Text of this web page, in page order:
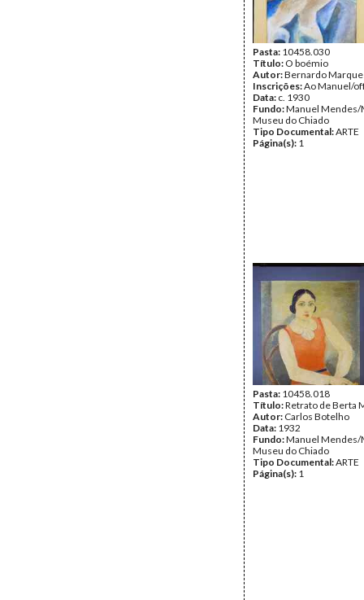
Pasta: 10458.030
Título: O boémio
Autor:Bernardo
Inscrições:Ao Manuel/
Data: c. 1930
Fundo:Manuel Mendes/
Museu do Chiado
Tipo Documental:ARTE
Página(s): 1
Pasta: 10458.018
Título:Retrato de Berta
Autor: Carlos Botelho
Data: 1932
Fundo:Manuel Mendes/
Museu do Chiado
Tipo Documental:ARTE
Página(s): 1